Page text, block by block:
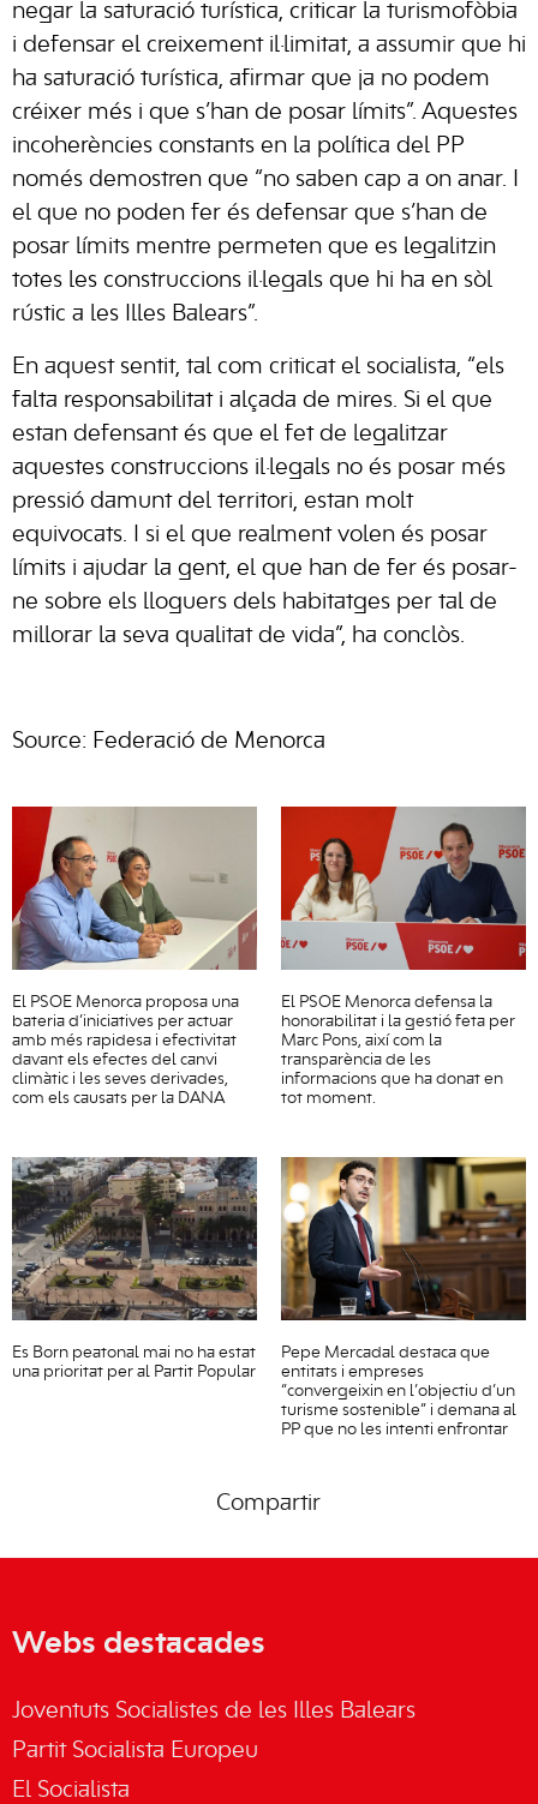
negar la saturació turística, criticar la turismofòbia
i defensar el creixement il·limitat, a assumir que hi
ha saturació turística, afirmar que ja no podem
créixer més i que s’han de posar límits”. Aquestes
incoherències constants en la política del PP
només demostren que “no saben cap a on anar. I
el que no poden fer és defensar que s’han de
posar límits mentre permeten que es legalitzin
totes les construccions il·legals que hi ha en sòl
rústic a les Illes Balears”.
En aquest sentit, tal com criticat el socialista, “els
falta responsabilitat i alçada de mires. Si el que
estan defensant és que el fet de legalitzar
aquestes construccions il·legals no és posar més
pressió damunt del territori, estan molt
equivocats. I si el que realment volen és posar
límits i ajudar la gent, el que han de fer és posar-
ne sobre els lloguers dels habitatges per tal de
millorar la seva qualitat de vida”, ha conclòs.
Source: Federació de Menorca
El PSOE Menorca proposa una
bateria d’iniciatives per actuar
amb més rapidesa i efectivitat
davant els efectes del canvi
climàtic i les seves derivades,
com els causats per la DANA
El PSOE Menorca defensa la
honorabilitat i la gestió feta per
Marc Pons, així com la
transparència de les
informacions que ha donat en
tot moment.
Es Born peatonal mai no ha estat
una prioritat per al Partit Popular
Pepe Mercadal destaca que
entitats i empreses
“convergeixin en l’objectiu d’un
turisme sostenible” i demana al
PP que no les intenti enfrontar
Compartir
Webs destacades
Joventuts Socialistes de les Illes Balears
Partit Socialista Europeu
El Socialista